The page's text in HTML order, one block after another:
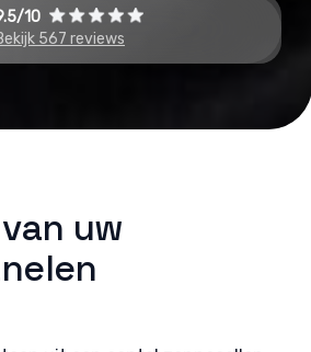
10
567 reviews
uw